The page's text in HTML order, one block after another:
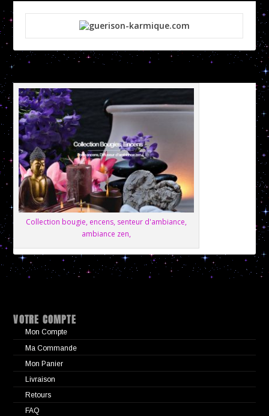
Collection bougie, encens, senteur d'ambiance,
ambiance zen,
VOTRE COMPTE
Mon Compte
Ma Commande
Mon Panier
Livraison
Retours
FAQ